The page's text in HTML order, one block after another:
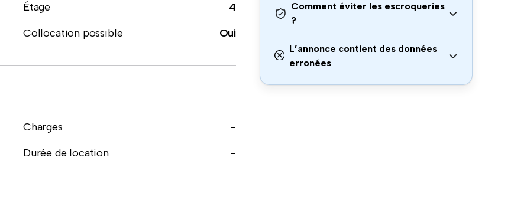
Étage
4
Collocation possible Oui
Charges
-
Durée de location
-
Comment éviter les escroqueries
?
L’annonce contient des données
erronées